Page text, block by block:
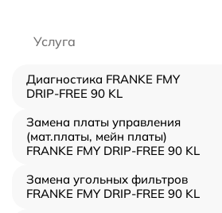
Услуга
Диагностика FRANKE FMY
DRIP-FREE 90 KL
Замена платы управления
(мат.платы, мейн платы)
FRANKE FMY DRIP-FREE 90 KL
Замена угольных фильтров
FRANKE FMY DRIP-FREE 90 KL